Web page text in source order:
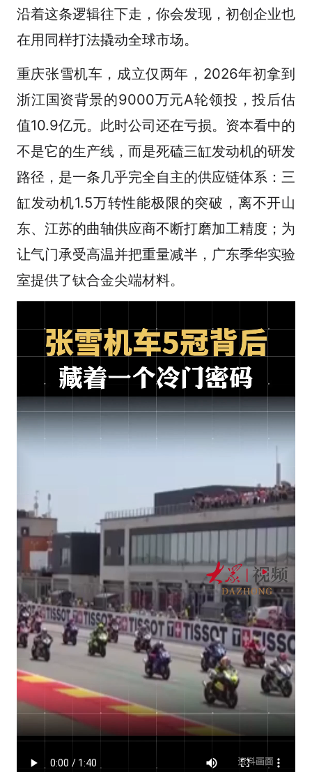
沿着这条逻辑往下走，你会发现，初创企业也
在用同样打法撬动全球市场。
重庆张雪机车，成立仅两年，2026年初拿到
浙江国资背景的9000万元A轮领投，投后估
值10.9亿元。此时公司还在亏损。资本看中的
不是它的生产线，而是死磕三缸发动机的研发
路径，是一条几乎完全自主的供应链体系：三
缸发动机1.5万转性能极限的突破，离不开山
东、江苏的曲轴供应商不断打磨加工精度；为
让气门承受高温并把重量减半，广东季华实验
室提供了钛合金尖端材料。